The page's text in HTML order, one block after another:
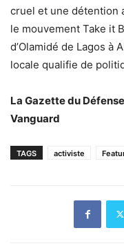
cruel et une détention
le mouvement Take it
d’Olamidé de Lagos à
locale qualifie de
La Gazette du
Vanguard
TAGS activiste